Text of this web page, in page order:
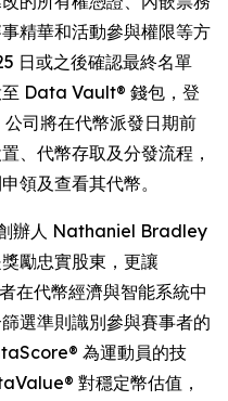
精華和活動參與權限等方
日或之後確認最終名單
Data Vault® 錢包，登
司將在代幣派發日期前
、代幣存取及分發流程，
領及查看其代幣。
辦人 Nathaniel Bradley
勵忠實股東，更讓
在代幣經濟與智能系統中
選準則識別參與賽事者的
為運動員的技
對穩定幣估值，